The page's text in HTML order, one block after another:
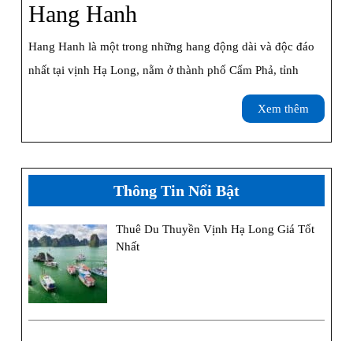
Hang Hanh
Hanh
Hang Hanh là một trong những hang động dài và độc đáo
nhất tại vịnh Hạ Long, nằm ở thành phố Cẩm Phả, tỉnh
Xem thêm
thêm
Thông Tin Nổi Bật
Thuê Du Thuyền Vịnh Hạ Long Giá Tốt
Nhất